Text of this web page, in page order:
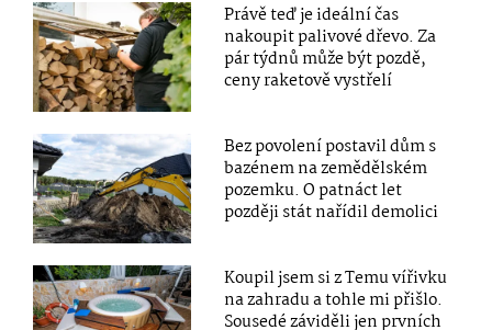
Právě teď je ideální čas
nakoupit palivové dřevo. Za
pár týdnů může být pozdě,
ceny raketově vystřelí
Bez povolení postavil dům s
bazénem na zemědělském
pozemku. O patnáct let
později stát nařídil demolici
Koupil jsem si z Temu vířivku
na zahradu a tohle mi přišlo.
Sousedé záviděli jen prvních